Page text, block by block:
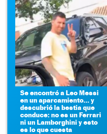
Se encontró a Leo Messi
en un aparcamiento... y
descubrió la bestia que
conduce: no es un Ferrari
ni un Lamborghini y esto
es lo que cuesta